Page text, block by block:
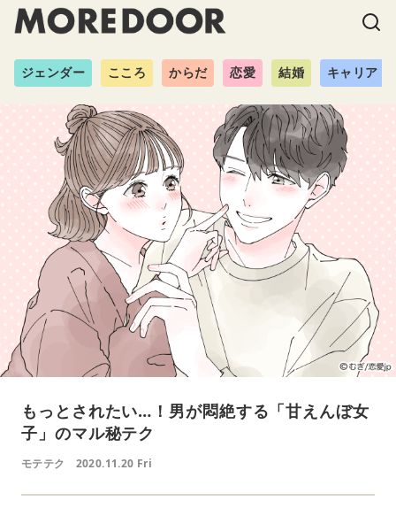
ジェンダー こころ からだ 恋愛 結婚 キャリア
もっとされたい…！男が悶絶する「甘えんぼ女
子」のマル秘テク
モテテク 2020.11.20 Fri